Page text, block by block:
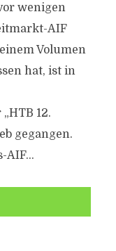
wenigen
AIF
Volumen
hat, ist in
12.
gegangen.
AIF...